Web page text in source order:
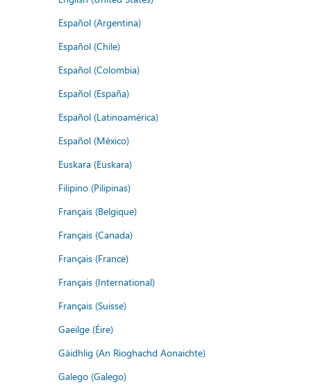
Español (Argentina)
Español (Chile)
Español (Colombia)
Español (España)
Español (Latinoamérica)
Español (México)
Euskara (Euskara)
Filipino (Pilipinas)
Français (Belgique)
Français (Canada)
Français (France)
Français (International)
Français (Suisse)
Gaeilge (Éire)
Gàidhlig (An Rìoghachd Aonaichte)
Galego (Galego)